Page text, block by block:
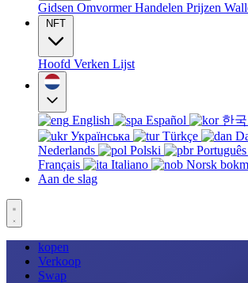
Gidsen OmvormerHandelen Prijzen
NFT
Hoofd Verken Lijst
English Español 한국
Українська
Türkçe
Nederlands
Polski
Français
Italiano
Norsk
Aan de slag
kopen
Verkoop
Swap